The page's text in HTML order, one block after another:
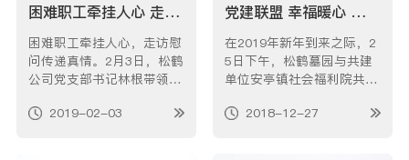
困难职工牵挂人心 走访慰问传递真情——松鹤公司2019年春节慰问活动
困难职工牵挂人心，走访慰
问传递真情。2月3日，松鹤
公司党支部书记林根带领班
疾病退养在家的困难职工
2019-02-03
党建联盟 幸福暖心 ——“松鹤编制时装秀《花样年华》”参加共建活动
在2019年新年到来之际，2
5日下午，松鹤墓园与共建
单位安亭镇社会福利院共同
日”——“党建联盟、幸福暖
2018-12-27